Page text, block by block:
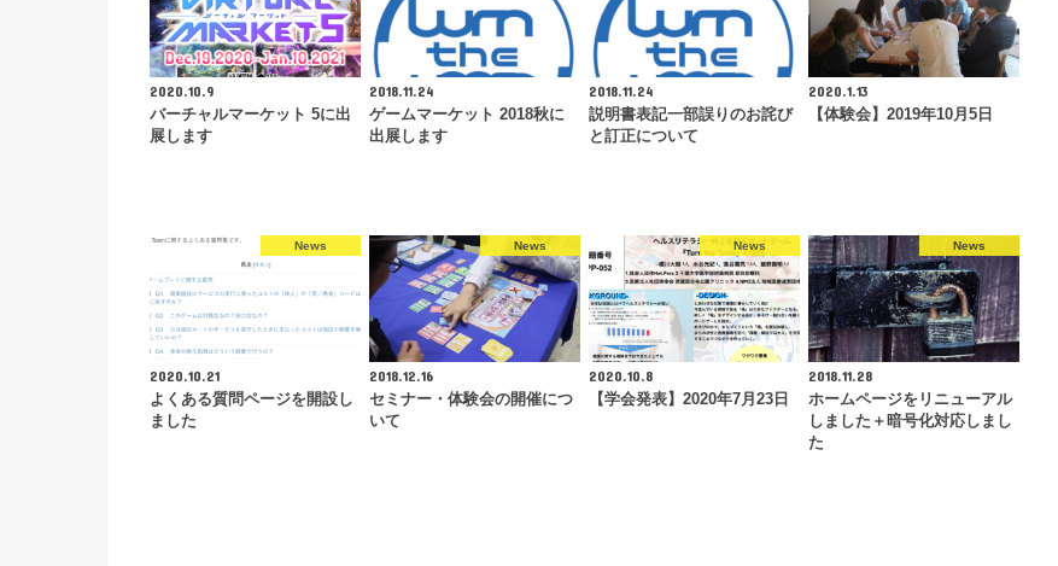
2020.10.9
バーチャルマーケット 5に出
展します
2018.11.24
ゲームマーケット 2018秋に
出展します
2018.11.24
説明書表記一部誤りのお詫び
と訂正について
2020.1.13
【体験会】2019年10月5日
News
2020.10.21
よくある質問ページを開設し
ました
News
2018.12.16
セミナー・体験会の開催につ
いて
News
2020.10.8
【学会発表】2020年7月23日
News
2018.11.28
ホームページをリニューアル
しました＋暗号化対応しまし
た